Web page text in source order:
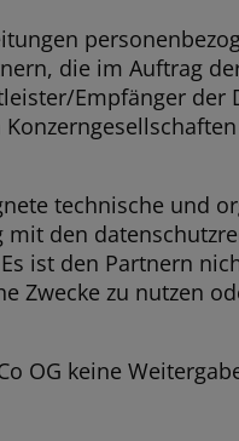
die im Auftrag
Empfänger der
technische und
den
ist den Partnern
Zwecke zu nutzen
OG keine